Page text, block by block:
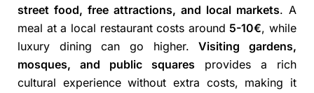
street food, free attractions, and local markets. A
meal at a local restaurant costs around 5-10€, while
luxury dining can go higher.Visiting gardens,
mosques, and public squares provides a rich
cultural experience without extra costs, making it